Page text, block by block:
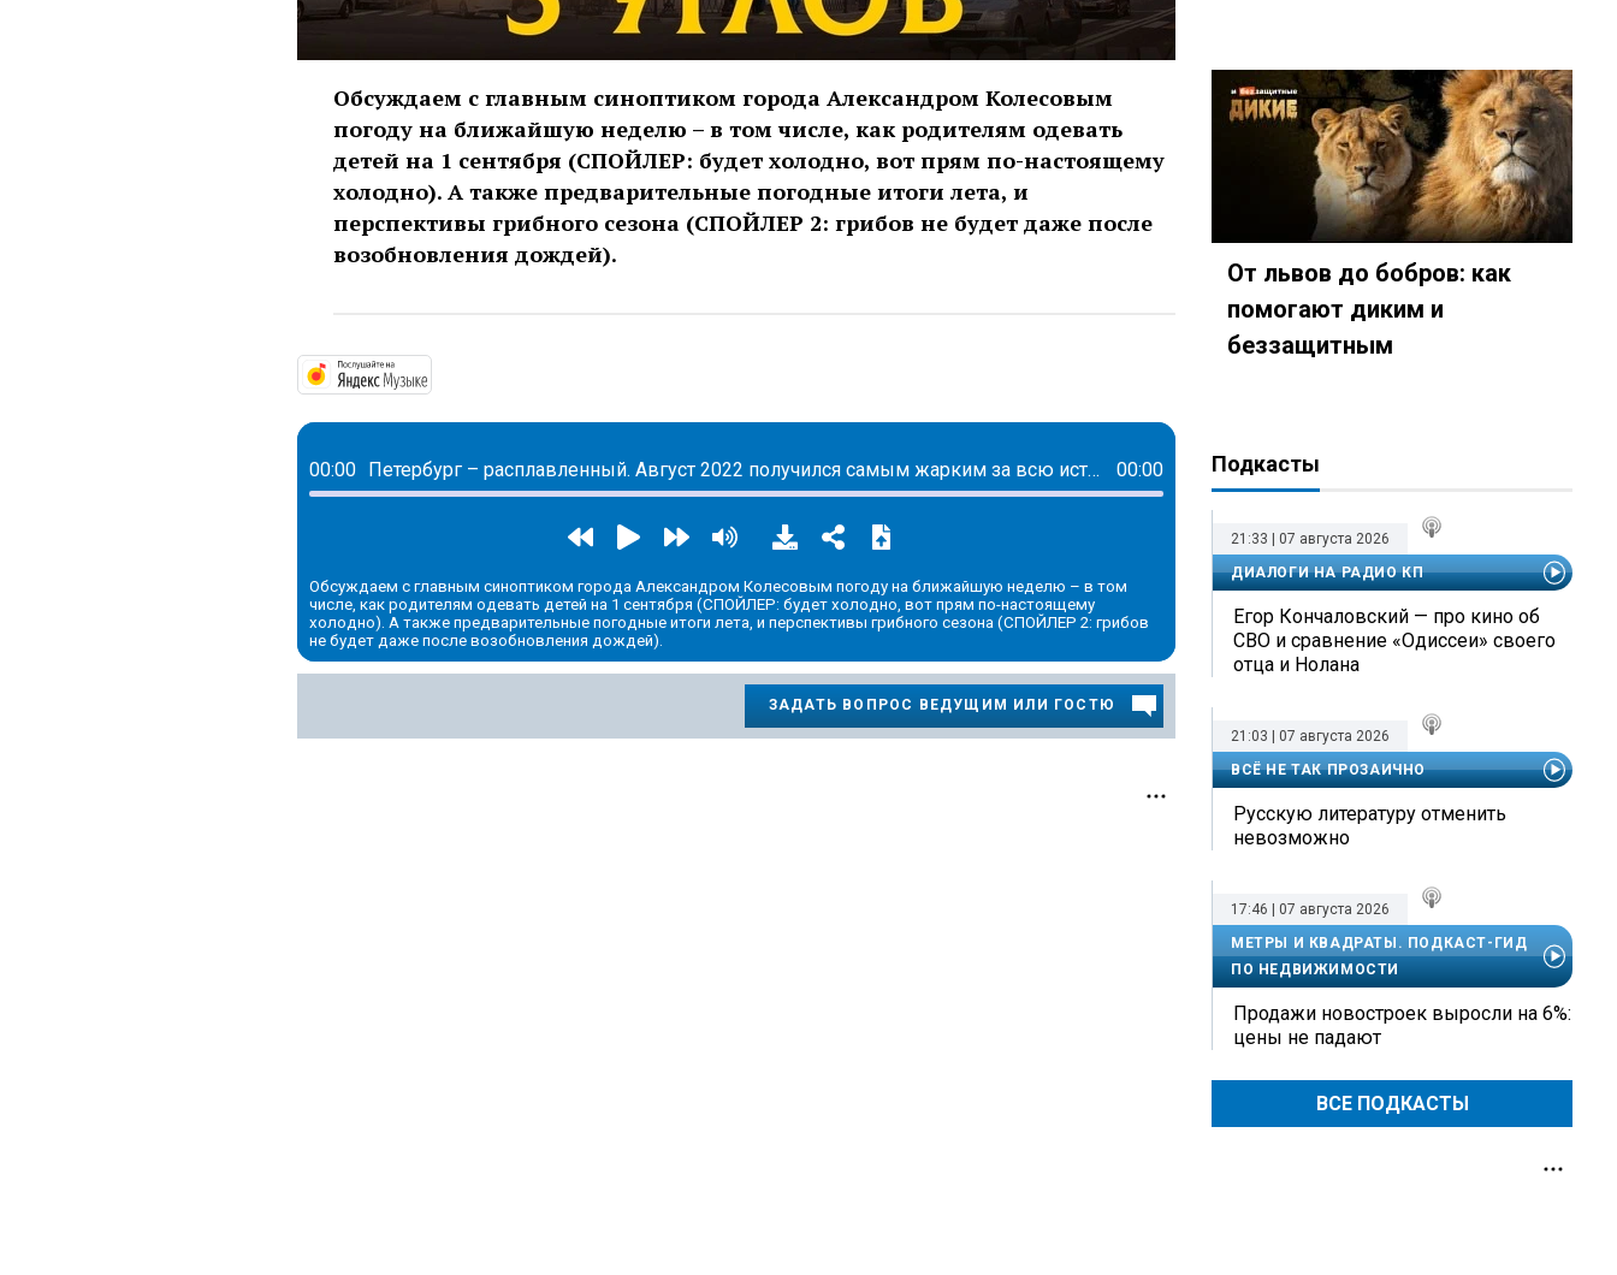
Обсуждаем с главным синоптиком города Александром Колесовым
погоду на ближайшую неделю – в том числе, как родителям одевать
детей на 1 сентября (СПОЙЛЕР: будет холодно, вот прям по-настоящему
холодно). А также предварительные погодные итоги лета, и
перспективы грибного сезона (СПОЙЛЕР 2: грибов не будет даже после
возобновления дождей).
00:00 Петербург – расплавленный. Август 2022 получился самым жарким за всю историю 00:00
Обсуждаем с главным синоптиком города Александром Колесовым погоду на ближайшую неделю – в том
числе, как родителям одевать детей на 1 сентября (СПОЙЛЕР: будет холодно, вот прям по-настоящему
холодно). А также предварительные погодные итоги лета, и перспективы грибного сезона (СПОЙЛЕР 2: грибов
не будет даже после возобновления дождей).
ЗАДАТЬ ВОПРОС ВЕДУЩИМ ИЛИ ГОСТЮ
От львов до бобров: как
помогают диким и
беззащитным
Подкасты
21:33 | 07 августа 2026
ДИАЛОГИ НА РАДИО КП
Егор Кончаловский — про кино об
СВО и сравнение «Одиссеи» своего
отца и Нолана
21:03 | 07 августа 2026
ВСЁ НЕ ТАК ПРОЗАИЧНО
Русскую литературу отменить
невозможно
17:46 | 07 августа 2026
МЕТРЫ И КВАДРАТЫ. ПОДКАСТ-ГИД
ПО НЕДВИЖИМОСТИ
Продажи новостроек выросли на 6%:
цены не падают
ВСЕ ПОДКАСТЫ